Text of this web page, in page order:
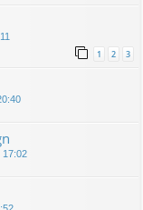
1 2 3
17:02